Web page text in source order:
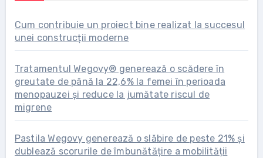
Cum contribuie un proiect bine realizat la succesul
unei construcții moderne
Tratamentul Wegovy® generează o scădere în
greutate de până la 22,6% la femei în perioada
menopauzei și reduce la jumătate riscul de
migrene
Pastila Wegovy generează o slăbire de peste 21% și
dublează scorurile de îmbunătățire a mobilității